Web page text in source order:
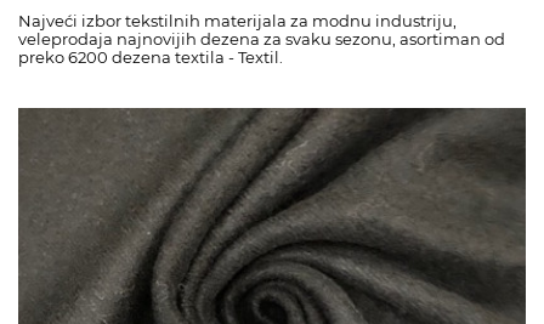
Najveći izbor tekstilnih materijala za modnu industriju,
veleprodaja najnovijih dezena za svaku sezonu, asortiman od
preko 6200 dezena textila - Textil.